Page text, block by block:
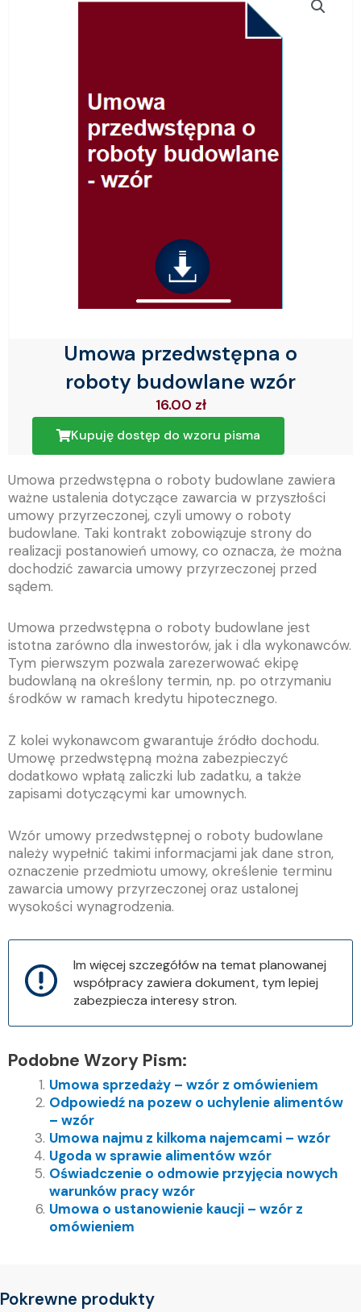
Umowa przedwstępna o
roboty budowlane wzór
16.00 zł
Kupuję dostęp do wzoru pisma
Umowa przedwstępna o roboty budowlane zawiera
ważne ustalenia dotyczące zawarcia w przyszłości
umowy przyrzeczonej, czyli umowy o roboty
budowlane. Taki kontrakt zobowiązuje strony do
realizacji postanowień umowy, co oznacza, że można
dochodzić zawarcia umowy przyrzeczonej przed
sądem.
Umowa przedwstępna o roboty budowlane jest
istotna zarówno dla inwestorów, jak i dla wykonawców.
Tym pierwszym pozwala zarezerwować ekipę
budowlaną na określony termin, np. po otrzymaniu
środków w ramach kredytu hipotecznego.
Z kolei wykonawcom gwarantuje źródło dochodu.
Umowę przedwstępną można zabezpieczyć
dodatkowo wpłatą zaliczki lub zadatku, a także
zapisami dotyczącymi kar umownych.
Wzór umowy przedwstępnej o roboty budowlane
należy wypełnić takimi informacjami jak dane stron,
oznaczenie przedmiotu umowy, określenie terminu
zawarcia umowy przyrzeczonej oraz ustalonej
wysokości wynagrodzenia.
Im więcej szczegółów na temat planowanej
współpracy zawiera dokument, tym lepiej
zabezpiecza interesy stron.
Podobne Wzory Pism:
Umowa sprzedaży – wzór z omówieniem
Odpowiedź na pozew o uchylenie alimentów
– wzór
Umowa najmu z kilkoma najemcami – wzór
Ugoda w sprawie alimentów wzór
Oświadczenie o odmowie przyjęcia nowych
warunków pracy wzór
Umowa o ustanowienie kaucji – wzór z
omówieniem
Pokrewne produkty